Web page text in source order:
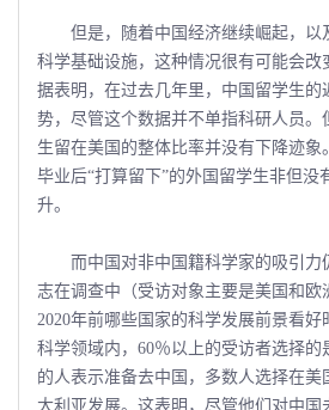
但是，随着中国经济继续崛起，以
科学基础设施，这种情况很有可能会改
据表明，在过去几年里，中国留学生的
势，尽管这个数据并不单指科研人员。
生留在美国的整体比率并没有下降迹象
毕业后“打算留下”的外国留学生非但没
升。
而中国对非中国籍科学家的吸引力
志在调查中（受访对象主要是美国和欧
2020年前哪些国家的科学发展前景看
科学领域内，60％以上的受访者选择的
的人表示准备去中国，多数人选择在美
大利亚发展。这表明，尽管他们对中国